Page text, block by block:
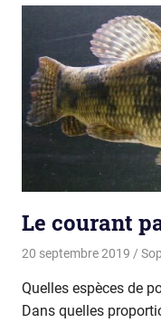
Le courant
20 septembre 2019
Quelles espèces de
Dans quelles